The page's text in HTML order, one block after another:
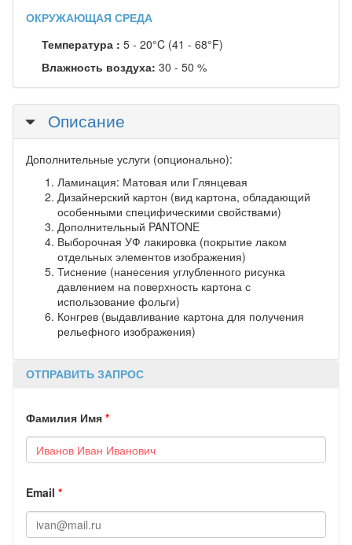
ОКРУЖАЮЩАЯ СРЕДА
Температура : 5 - 20°C (41 - 68°F)
Влажность воздуха: 30 - 50 %
Скрыть
Описание
Дополнительные услуги (опционально):
Ламинация: Матовая или Глянцевая
Дизайнерский картон (вид картона, обладающий
особенными специфическими свойствами)
Дополнительный PANTONE
Выборочная УФ лакировка (покрытие лаком
отдельных элементов изображения)
Тиснение (нанесения углубленного рисунка
давлением на поверхность картона с
использование фольги)
Конгрев (выдавливание картона для получения
рельефного изображения)
ОТПРАВИТЬ ЗАПРОС
Фамилия Имя *
Email *